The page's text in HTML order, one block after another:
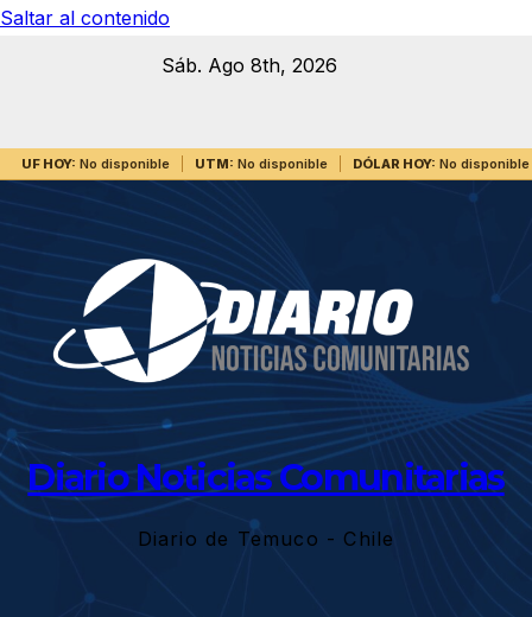
Saltar al contenido
Sáb. Ago 8th, 2026
UF HOY: No disponible UTM: No disponible DÓLAR HOY: No disponible
Diario Noticias Comunitarias
Diario de Temuco - Chile